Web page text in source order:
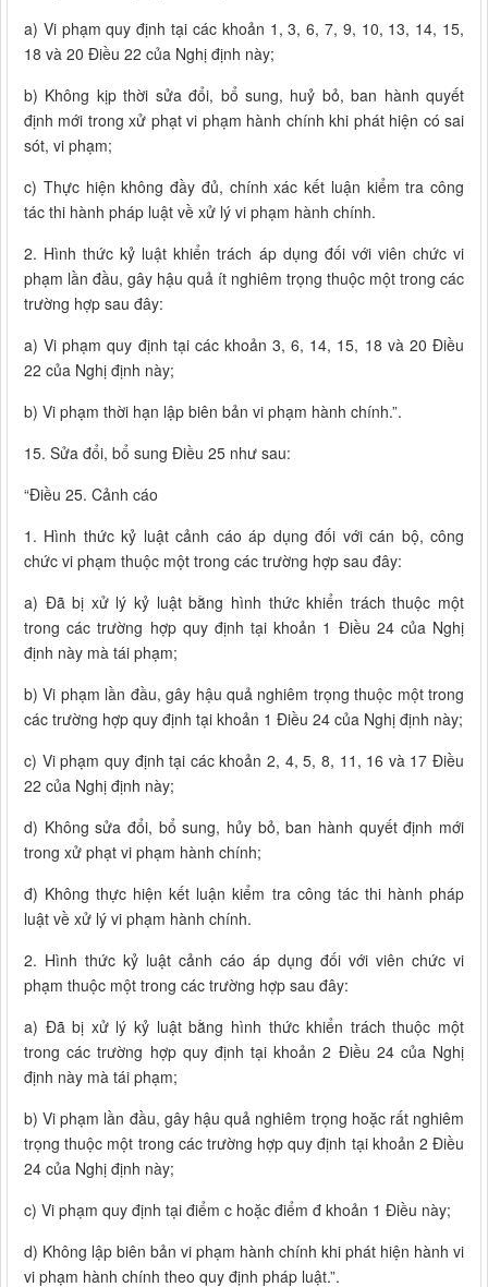
a) Vi phạm quy định tại các khoản 1, 3, 6, 7, 9, 10, 13, 14, 15,
18 và 20 Điều 22 của Nghị định này;
b) Không kịp thời sửa đổi, bổ sung, huỷ bỏ, ban hành quyết
định mới trong xử phạt vi phạm hành chính khi phát hiện có sai
sót, vi phạm;
c) Thực hiện không đầy đủ, chính xác kết luận kiểm tra công
tác thi hành pháp luật về xử lý vi phạm hành chính.
2. Hình thức kỷ luật khiển trách áp dụng đối với viên chức vi
phạm lần đầu, gây hậu quả ít nghiêm trọng thuộc một trong các
trường hợp sau đây:
a) Vi phạm quy định tại các khoản 3, 6, 14, 15, 18 và 20 Điều
22 của Nghị định này;
b) Vi phạm thời hạn lập biên bản vi phạm hành chính.”.
15. Sửa đổi, bổ sung Điều 25 như sau:
“Điều 25. Cảnh cáo
1. Hình thức kỷ luật cảnh cáo áp dụng đối với cán bộ, công
chức vi phạm thuộc một trong các trường hợp sau đây:
a) Đã bị xử lý kỷ luật bằng hình thức khiển trách thuộc một
trong các trường hợp quy định tại khoản 1 Điều 24 của Nghị
định này mà tái phạm;
b) Vi phạm lần đầu, gây hậu quả nghiêm trọng thuộc một trong
các trường hợp quy định tại khoản 1 Điều 24 của Nghị định này;
c) Vi phạm quy định tại các khoản 2, 4, 5, 8, 11, 16 và 17 Điều
22 của Nghị định này;
d) Không sửa đổi, bổ sung, hủy bỏ, ban hành quyết định mới
trong xử phạt vi phạm hành chính;
đ) Không thực hiện kết luận kiểm tra công tác thi hành pháp
luật về xử lý vi phạm hành chính.
2. Hình thức kỷ luật cảnh cáo áp dụng đối với viên chức vi
phạm thuộc một trong các trường hợp sau đây:
a) Đã bị xử lý kỷ luật bằng hình thức khiển trách thuộc một
trong các trường hợp quy định tại khoản 2 Điều 24 của Nghị
định này mà tái phạm;
b) Vi phạm lần đầu, gây hậu quả nghiêm trọng hoặc rất nghiêm
trọng thuộc một trong các trường hợp quy định tại khoản 2 Điều
24 của Nghị định này;
c) Vi phạm quy định tại điểm c hoặc điểm đ khoản 1 Điều này;
d) Không lập biên bản vi phạm hành chính khi phát hiện hành vi
vi phạm hành chính theo quy định pháp luật.”.